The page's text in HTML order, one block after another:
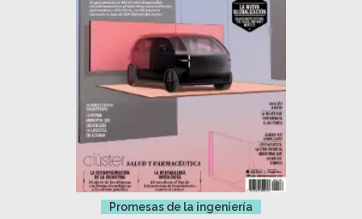
Promesas de la ingeniería